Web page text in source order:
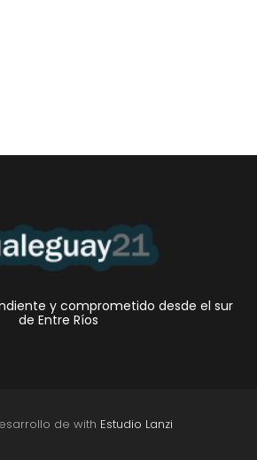
y comprometido desde el sur
de Entre Ríos
de with Estudio Lanzi